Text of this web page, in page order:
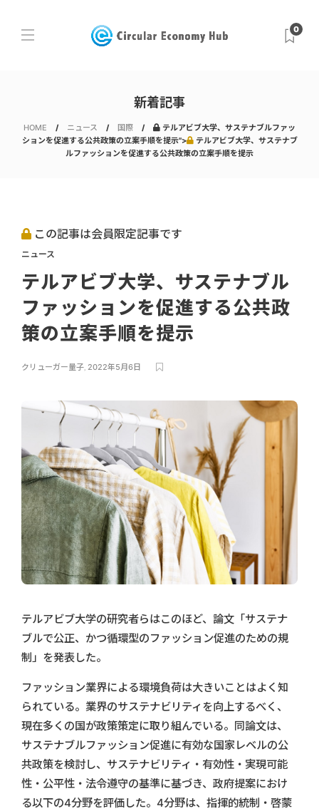
0
新着記事
HOME ニュース 国際
テルアビブ大学、サステナブルファッ
ションを促進する公共政策の立案手順を提示">
テルアビブ大学、サステナブ
ルファッションを促進する公共政策の立案手順を提示
この記事は会員限定記事です
ニュース
テルアビブ大学、サステナブル
ファッションを促進する公共政
策の立案手順を提示
クリューガー量子, 2022年5月6日
テルアビブ大学の研究者らはこのほど、論文「サステナ
ブルで公正、かつ循環型のファッション促進のための規
制」を発表した。
ファッション業界による環境負荷は大きいことはよく知
られている。業界のサステナビリティを向上するべく、
現在多くの国が政策策定に取り組んでいる。同論文は、
サステナブルファッション促進に有効な国家レベルの公
共政策を検討し、サステナビリティ・有効性・実現可能
性・公平性・法令遵守の基準に基づき、政府提案におけ
る以下の4分野を評価した。4分野は、指揮的統制・啓蒙